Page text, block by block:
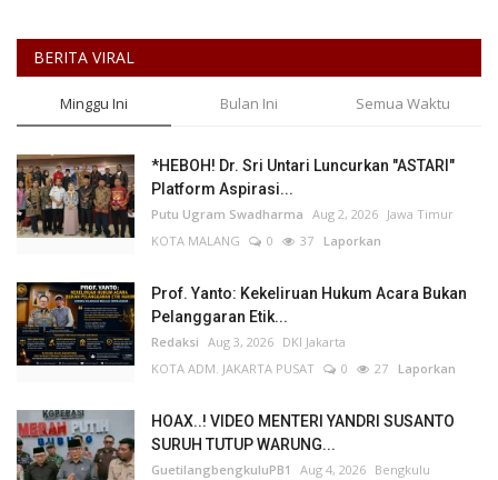
BERITA VIRAL
Minggu Ini Bulan Ini Semua Waktu
*HEBOH! Dr. Sri Untari Luncurkan "ASTARI"
Platform Aspirasi...
Putu Ugram Swadharma Aug 2, 2026 Jawa Timur
KOTA MALANG
0 37 Laporkan
Prof. Yanto: Kekeliruan Hukum Acara Bukan
Pelanggaran Etik...
Redaksi Aug 3, 2026 DKI Jakarta
KOTA ADM. JAKARTA PUSAT
0 27 Laporkan
HOAX..! VIDEO MENTERI YANDRI SUSANTO
SURUH TUTUP WARUNG...
GuetilangbengkuluPB1 Aug 4, 2026 Bengkulu